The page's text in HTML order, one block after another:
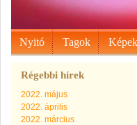
Nyitó Tagok Képek
Régebbi hírek
2022. május
2022. április
2022. március